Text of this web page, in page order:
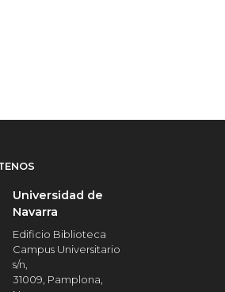
Universidad de
Navarra
Edificio Biblioteca
Campus Universitario
s/n,
31009, Pamplona,